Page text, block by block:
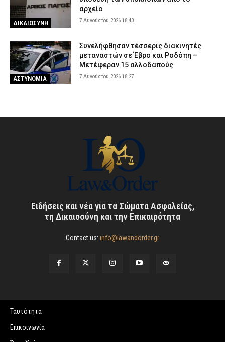
ΔΙΚΑΙΟΣΥΝΗ
αρχείο
7 Αυγούστου 2026 18:40
ΑΣΤΥΝΟΜΙΑ
Συνελήφθησαν τέσσερις διακινητές
μεταναστών σε Έβρο και Ροδόπη –
Μετέφεραν 15 αλλοδαπούς
7 Αυγούστου 2026 18:27
Ειδήσεις και νέα για τα Σώματα Ασφαλείας,
τη Δικαιοσύνη και την Επικαιρότητα
Contact us: info@lawandorder.gr
Ταυτότητα
Επικοινωνία